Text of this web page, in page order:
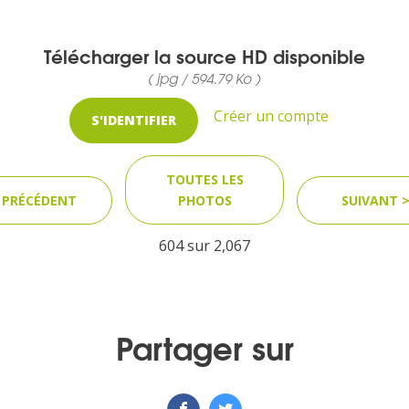
Télécharger la source HD disponible
( jpg / 594.79 Ko )
S'IDENTIFIER Créer un compte
TOUTES LES
PHOTOS
SUIVANT
604 sur 2,067
Partager sur